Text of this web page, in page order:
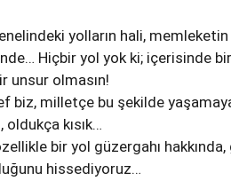
yolların hali, memleketin
Hiçbir yol yok ki; içerisinde
unsur olmasın!
biz, milletçe bu şekilde
oldukça kısık…
bir yol güzergahı
hissediyoruz…